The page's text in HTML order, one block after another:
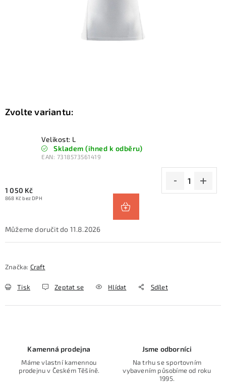
Velikost: L
Skladem (ihned k odběru)
EAN: 7318573561419
1 050 Kč
868 Kč bez DPH
11.8.2026
Značka: Craft
Tisk Zeptat se Hlídat Sdílet
Kamenná prodejna
Máme vlastní kamennou
prodejnu v Českém Těšíně.
Jsme odborníci
Na trhu se sportovním
vybavením působíme od roku
1995.